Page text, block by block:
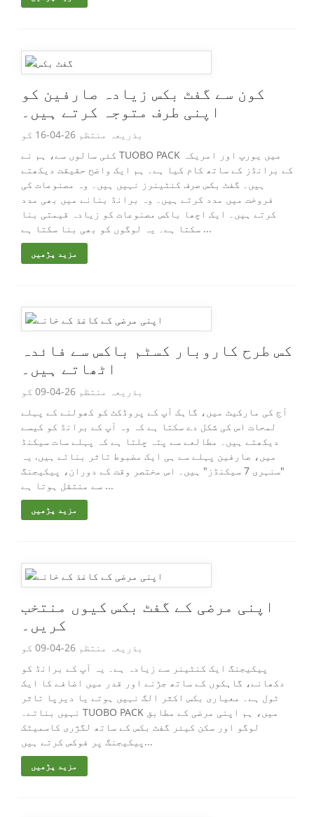
کون سے گفٹ بکس زیادہ صارفین کو
اپنی طرف متوجہ کرتے ہیں۔
بذریعہ منتظم 26-04-16 کو
کئی سالوں سے، ہم نے TUOBO PACK میں یورپ اور امریکہ
کے برانڈز کے ساتھ کام کیا ہے۔ ہم ایک واضح حقیقت دیکھتے
ہیں۔ گفٹ بکس صرف کنٹینرز نہیں ہیں۔ وہ مصنوعات کی
فروخت میں مدد کرتے ہیں۔ وہ برانڈ بنانے میں بھی مدد
کرتے ہیں۔ ایک اچھا باکس مصنوعات کو زیادہ قیمتی بنا
سکتا ہے۔ یہ لوگوں کو بھی بنا سکتا ہے ...
مزید پڑھیں
کس طرح کاروبار کسٹم باکس سے فائدہ
اٹھاتے ہیں۔
بذریعہ منتظم 26-04-09 کو
آج کی مارکیٹ میں، گاہک آپ کے پروڈکٹ کو کھولنے کے پہلے
لمحات اس کی شکل دے سکتا ہے کہ وہ آپ کے برانڈ کو کیسے
دیکھتے ہیں۔ مطالعے سے پتہ چلتا ہے کہ پہلے سات سیکنڈ
میں، صارفین پہلے سے ہی ایک مضبوط تاثر بناتے ہیں. یہ
"سنہری 7 سیکنڈز" ہیں۔ اس مختصر وقت کے دوران، پیکیجنگ
سے منتقل ہوتا ہے ...
مزید پڑھیں
اپنی مرضی کے گفٹ بکس کیوں منتخب
کریں۔
بذریعہ منتظم 26-04-09 کو
پیکیجنگ ایک کنٹینر سے زیادہ ہے۔ یہ آپ کے برانڈ کو
دکھانے، گاہکوں کے ساتھ جڑنے اور قدر میں اضافے کا ایک
ٹول ہے۔ معیاری بکس اکثر الگ نہیں ہوتے یا دیرپا تاثر
نہیں بناتے۔ TUOBO PACK میں، ہم اپنی مرضی کے مطابق
لوگو اور سکن کیئر گفٹ بکس کے ساتھ لگژری کاسمیٹک
پیکیجنگ پر فوکس کرتے ہیں...
مزید پڑھیں